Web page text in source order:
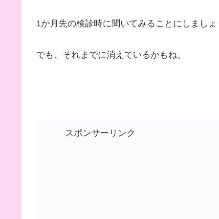
1か月先の検診時に聞いてみることにしましょ
でも、それまでに消えているかもね。
スポンサーリンク